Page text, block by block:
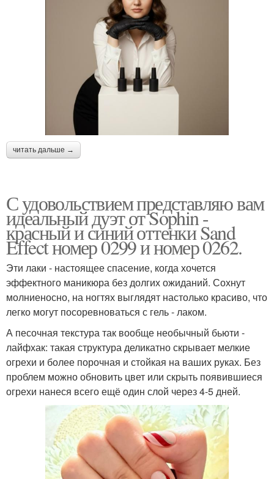
читать дальше →
С удовольствием представляю вам
идеальный дуэт от Sophin -
красный и синий оттенки Sand
Effect номер 0299 и номер 0262.
Эти лаки - настоящее спасение, когда хочется
эффектного маникюра без долгих ожиданий. Сохнут
молниеносно, на ногтях выглядят настолько красиво, что
легко могут посоревноваться с гель - лаком.
А песочная текстура так вообще необычный бьюти -
лайфхак: такая структура деликатно скрывает мелкие
огрехи и более порочная и стойкая на ваших руках. Без
проблем можно обновить цвет или скрыть появившиеся
огрехи нанеся всего ещё один слой через 4-5 дней.